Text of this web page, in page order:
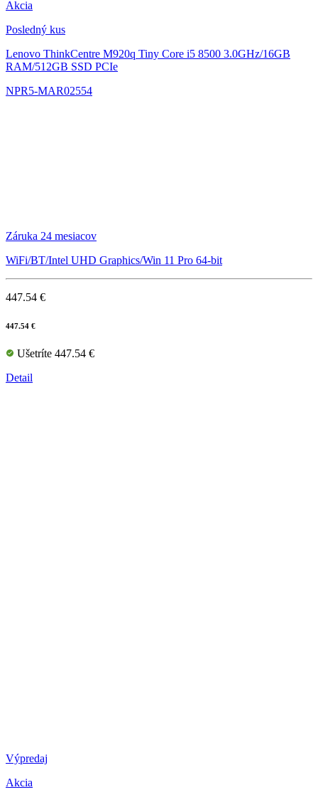
Akcia
Posledný kus
Lenovo ThinkCentre M920q Tiny Core i5 8500 3.0GHz/16GB
RAM/512GB SSD PCIe
NPR5-MAR02554
Záruka 24 mesiacov
WiFi/BT/Intel UHD Graphics/Win 11 Pro 64-bit
447.54 €
447.54 €
Ušetríte 447.54 €
Detail
Výpredaj
Akcia